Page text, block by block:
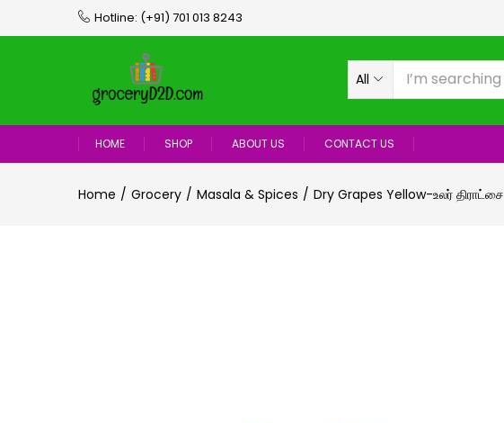
Hotline: (+91) 701 013 8243
All
HOME SHOP ABOUT US CONTACT US
Home Grocery Masala & Spices Dry Grapes Yellow-உலர் திராட்சை